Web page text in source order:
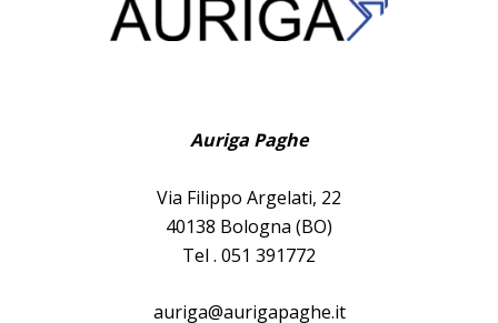
Auriga Paghe
Via Filippo Argelati, 22
40138 Bologna (BO)
Tel . 051 391772
auriga@aurigapaghe.it